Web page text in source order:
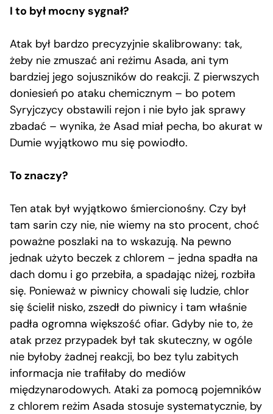
I to był mocny sygnał?
Atak był bardzo precyzyjnie skalibrowany: tak,
żeby nie zmuszać ani reżimu Asada, ani tym
bardziej jego sojuszników do reakcji. Z pierwszych
doniesień po ataku chemicznym – bo potem
Syryjczycy obstawili rejon i nie było jak sprawy
zbadać – wynika, że Asad miał pecha, bo akurat w
Dumie wyjątkowo mu się powiodło.
To znaczy?
Ten atak był wyjątkowo śmiercionośny. Czy był
tam sarin czy nie, nie wiemy na sto procent, choć
poważne poszlaki na to wskazują. Na pewno
jednak użyto beczek z chlorem – jedna spadła na
dach domu i go przebiła, a spadając niżej, rozbiła
się. Ponieważ w piwnicy chowali się ludzie, chlor
się ścielił nisko, zszedł do piwnicy i tam właśnie
padła ogromna większość ofiar. Gdyby nie to, że
atak przez przypadek był tak skuteczny, w ogóle
nie byłoby żadnej reakcji, bo bez tylu zabitych
informacja nie trafiłaby do mediów
międzynarodowych. Ataki za pomocą pojemników
z chlorem reżim Asada stosuje systematycznie, by